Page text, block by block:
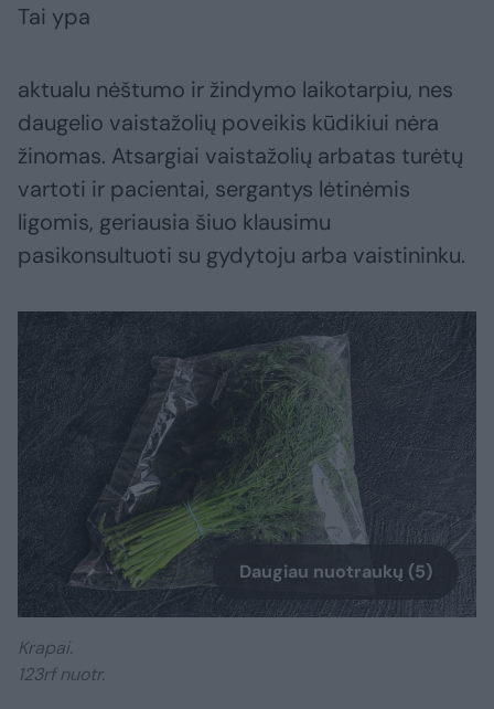
Tai ypa
aktualu nėštumo ir žindymo laikotarpiu, nes
daugelio vaistažolių poveikis kūdikiui nėra
žinomas. Atsargiai vaistažolių arbatas turėtų
vartoti ir pacientai, sergantys lėtinėmis
ligomis, geriausia šiuo klausimu
pasikonsultuoti su gydytoju arba vaistininku.
Daugiau nuotraukų (5)
Krapai.
123rf nuotr.